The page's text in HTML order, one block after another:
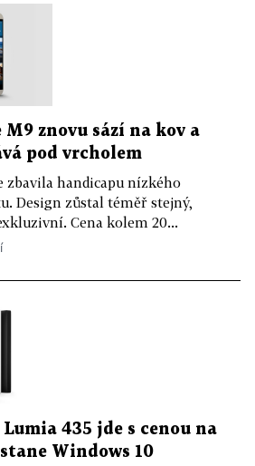
M9 znovu sází na kov a
pod vrcholem
zbavila handicapu nízkého
Design zůstal téměř stejný,
Cena kolem 20...
435 jde s cenou na
Windows 10